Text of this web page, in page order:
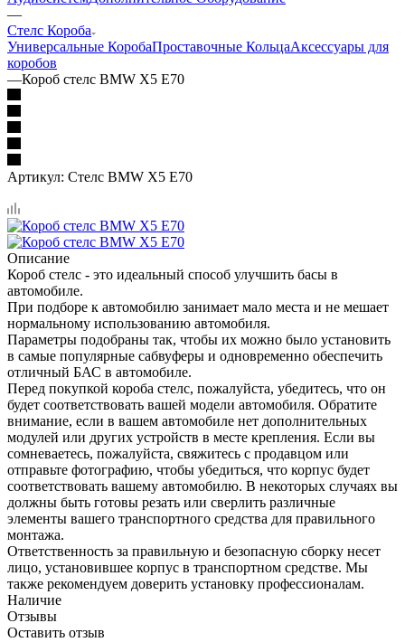
—
Стелс Короба
Универсальные КоробаПроставочные КольцаАксессуары для
коробов
—Короб стелс BMW X5 E70
Артикул: Стелс BMW X5 E70
Описание
Короб стелс - это идеальный способ улучшить басы в
автомобиле.
При подборе к автомобилю занимает мало места и не мешает
нормальному использованию автомобиля.
Параметры подобраны так, чтобы их можно было установить
в самые популярные сабвуферы и одновременно обеспечить
отличный БАС в автомобиле.
Перед покупкой короба стелс, пожалуйста, убедитесь, что он
будет соответствовать вашей модели автомобиля. Обратите
внимание, если в вашем автомобиле нет дополнительных
модулей или других устройств в месте крепления. Если вы
сомневаетесь, пожалуйста, свяжитесь с продавцом или
отправьте фотографию, чтобы убедиться, что корпус будет
соответствовать вашему автомобилю. В некоторых случаях вы
должны быть готовы резать или сверлить различные
элементы вашего транспортного средства для правильного
монтажа.
Ответственность за правильную и безопасную сборку несет
лицо, установившее корпус в транспортном средстве. Мы
также рекомендуем доверить установку профессионалам.
Наличие
Отзывы
Оставить отзыв